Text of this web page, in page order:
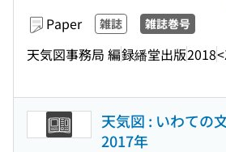
Paper 雑誌 雑誌巻号
天気図事務局 編録繙堂出版2018
天気図 : いわての
2017年